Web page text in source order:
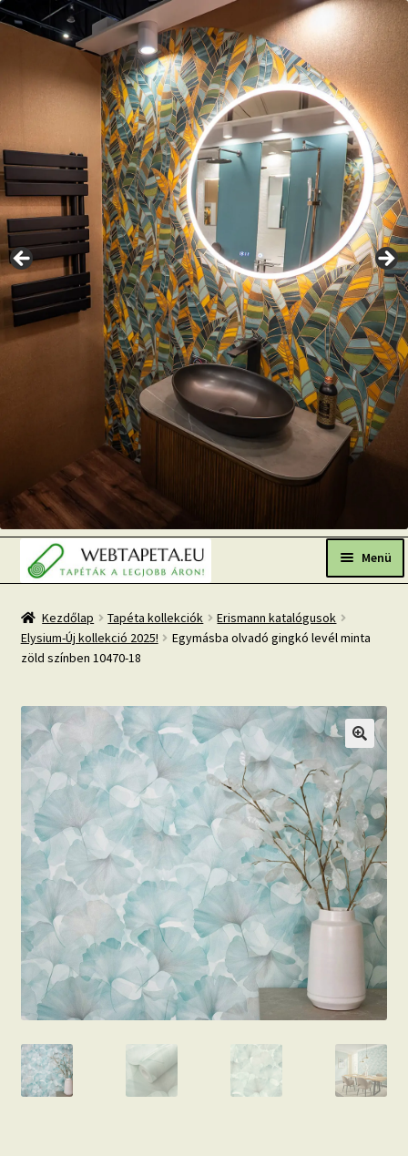
Ugrás
a
navigációhoz
Kilépés
a
tartalomba Menü
Népszerű tapéták
Tapéta BLOG
Mi az a fotótapéta?
Tapétázási tanácsok
Beton hatású tapéták
Kapcsolat
Kezdőlap Tapéta kollekciók
Erismann katalógusok
Elysium-Új kollekció 2025!
Egymásba olvadó gingkó levél minta
zöld színben 10470-18